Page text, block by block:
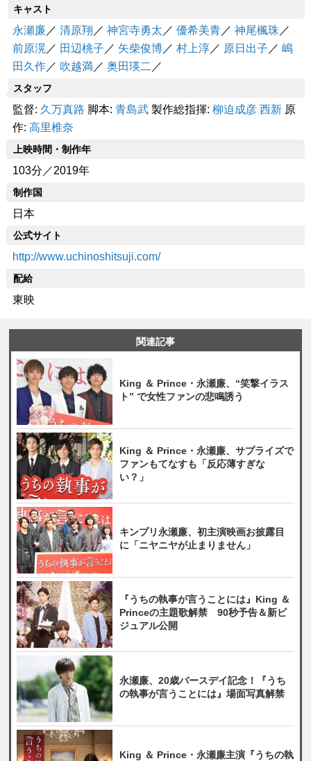
キャスト
永瀬廉／清原翔 ／神宮寺勇太 ／優希美青／神尾楓珠 ／
前原滉／ 田辺桃子 ／ 矢柴俊博／村上淳／ 原日出子 ／嶋
田久作／ 吹越満 ／奥田瑛二 ／
スタッフ
監督: 久万真路 脚本:青島武 製作総指揮:柳迫成彦 西新 原
作:高里椎奈
上映時間・制作年
103分／2019年
制作国
日本
公式サイト
http://www.uchinoshitsuji.com/
配給
東映
関連記事
King ＆ Prince・永瀬廉、“笑撃イラス
ト” で女性ファンの悲鳴誘う
King ＆ Prince・永瀬廉、サプライズで
ファンもてなすも「反応薄すぎな
い？」
キンプリ永瀬廉、初主演映画お披露目
に「ニヤニヤが止まりません」
『うちの執事が言うことには』King ＆
Princeの主題歌解禁 90秒予告＆新ビ
ジュアル公開
永瀬廉、20歳バースデイ記念！『うち
の執事が言うことには』場面写真解禁
King ＆ Prince・永瀬廉主演『うちの執